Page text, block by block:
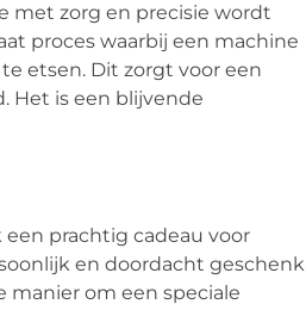
met zorg en precisie wordt
proces waarbij een machine
etsen. Dit zorgt voor een
Het is een blijvende
een prachtig cadeau voor
en doordacht geschenk
manier om een speciale